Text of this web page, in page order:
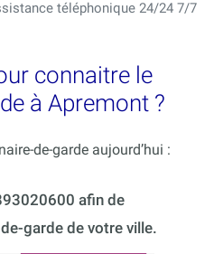
téléphonique 24/24 7/7
connaitre le
à Apremont ?
de-garde aujourd’hui :
afin de
garde de votre ville.